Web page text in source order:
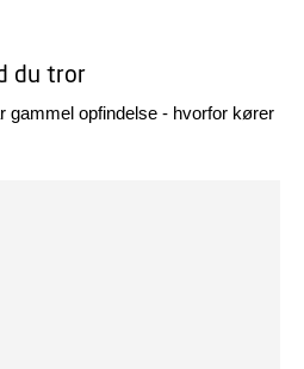
du tror
gammel opfindelse - hvorfor kører